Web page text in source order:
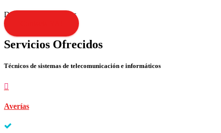
Disculpen las molestias
Servicios Ofrecidos
Técnicos de sistemas de telecomunicación e informáticos
Averías